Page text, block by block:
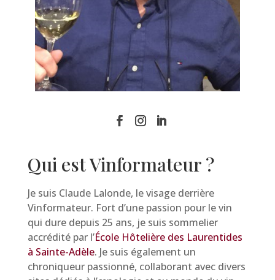
Qui est Vinformateur ?
Je suis Claude Lalonde, le visage derrière
Vinformateur. Fort d’une passion pour le vin
qui dure depuis 25 ans, je suis sommelier
accrédité par l’École Hôtelière des Laurentides
à Sainte-Adèle. Je suis également un
chroniqueur passionné, collaborant avec divers